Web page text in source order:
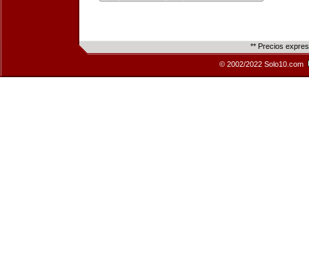
** Precios
© 2002/2022 Solo10.com